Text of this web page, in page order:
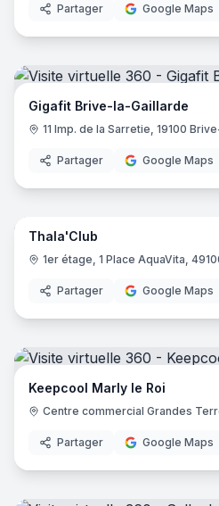
Partager Google Maps
Gigafit Brive-la-Gaillarde
11 Imp. de la Sarretie, 19100
Partager Google Maps
Thala'Club
1er étage, 1 Place AquaVita,
Partager Google Maps
Keepcool Marly le Roi
Partager Google Maps